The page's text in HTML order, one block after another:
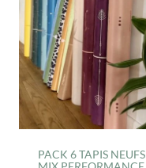
PACK 6 TAPIS NEUFS